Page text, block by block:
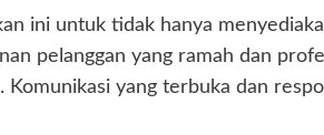
ini untuk tidak hanya
pelanggan yang ramah dan
Komunikasi yang terbuka dan